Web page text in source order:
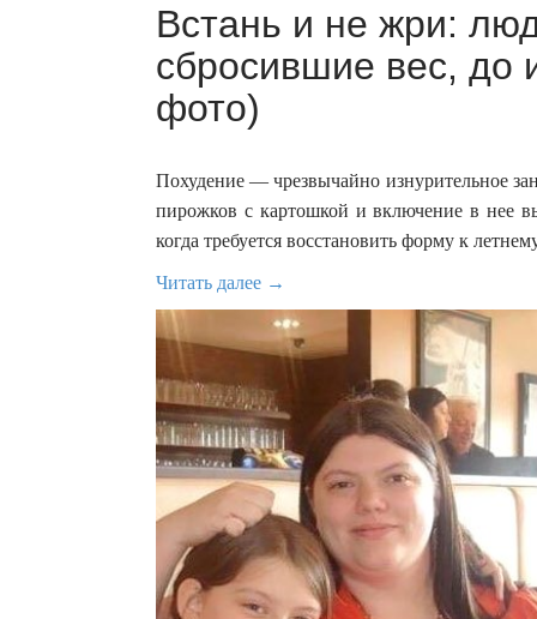
Встань и не жри:
сбросившие вес, до
фото)
Похудение — чрезвычайно изнурительное
пирожков с картошкой и включение в нее
когда требуется восстановить форму к
Читать далее →